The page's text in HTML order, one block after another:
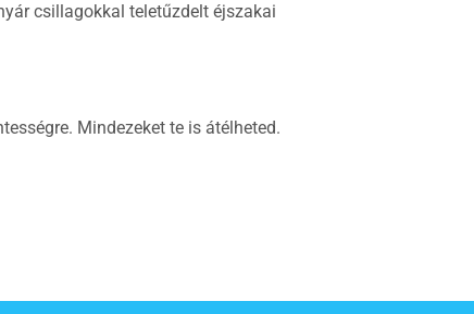
csillagokkal teletűzdelt éjszakai
Mindezeket te is átélheted.